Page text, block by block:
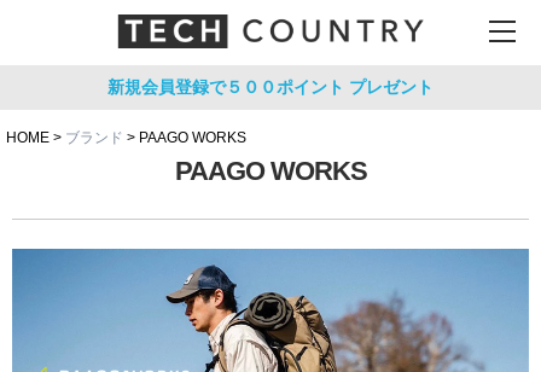
新規会員登録で５００ポイント プレゼント
HOME ブランド PAAGO WORKS
PAAGO WORKS